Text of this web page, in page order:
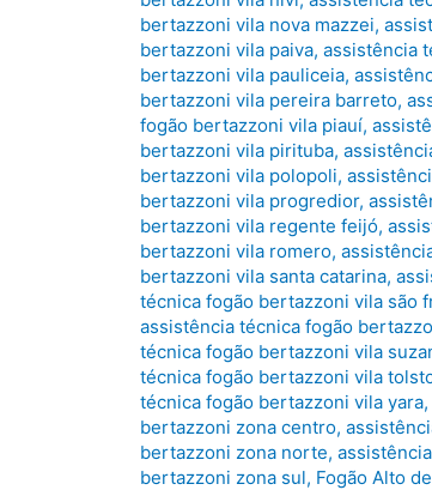
bertazzoni vila nova mazzei,
bertazzoni vila paiva, assistência
bertazzoni vila pauliceia,
bertazzoni vila pereira barreto,
fogão bertazzoni vila piauí,
bertazzoni vila pirituba,
bertazzoni vila polopoli,
bertazzoni vila progredior,
bertazzoni vila regente feijó,
bertazzoni vila romero,
bertazzoni vila santa catarina,
técnica fogão bertazzoni vila são
assistência técnica fogão
técnica fogão bertazzoni vila
técnica fogão bertazzoni vila
técnica fogão bertazzoni vila yara,
bertazzoni zona centro,
bertazzoni zona norte,
bertazzoni zona sul, Fogão Alto